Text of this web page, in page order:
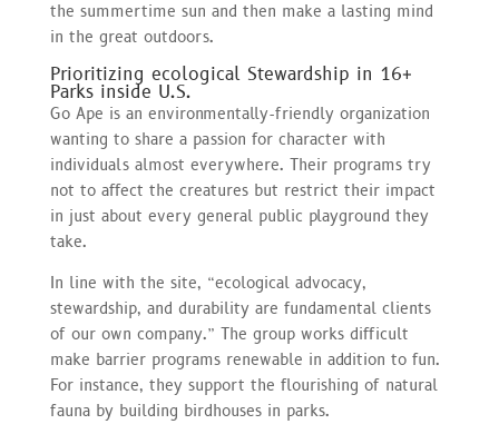
the summertime sun and then make a lasting mind
in the great outdoors.
Prioritizing ecological Stewardship in 16+
Parks inside U.S.
Go Ape is an environmentally-friendly organization
wanting to share a passion for character with
individuals almost everywhere. Their programs try
not to affect the creatures but restrict their impact
in just about every general public playground they
take.
In line with the site, “ecological advocacy,
stewardship, and durability are fundamental clients
of our own company.” The group works difficult
make barrier programs renewable in addition to fun.
For instance, they support the flourishing of natural
fauna by building birdhouses in parks.